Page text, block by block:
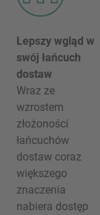
Lepszy wgląd w
swój łańcuch
dostaw
Wraz ze
wzrostem
złożoności
łańcuchów
dostaw coraz
większego
znaczenia
nabiera dostęp